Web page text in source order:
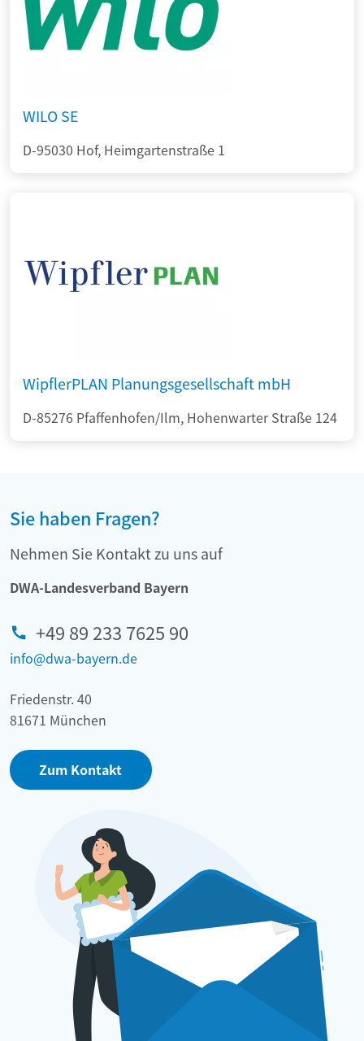
WILO SE
D-95030 Hof, Heimgartenstraße 1
WipflerPLAN Planungsgesellschaft mbH
D-85276 Pfaffenhofen/Ilm, Hohenwarter Straße 124
Sie haben Fragen?
Nehmen Sie Kontakt zu uns auf
DWA-Landesverband Bayern
+49 89 233 7625 90
info@dwa-bayern.de
Friedenstr. 40
81671 München
Zum Kontakt